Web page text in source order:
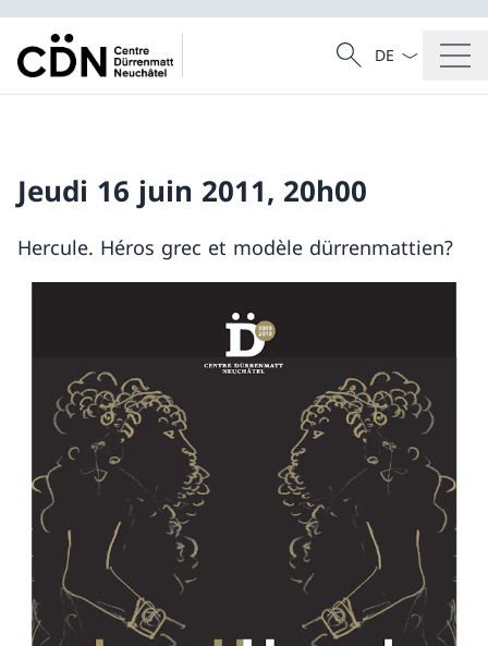
Cercare
Ricerca
Dal menu a
Jeudi 16 juin 2011, 20h00
Hercule. Héros grec et modèle dürrenmattien?